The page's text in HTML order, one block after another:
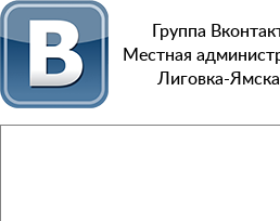
Группа
Местная
Лиговка-